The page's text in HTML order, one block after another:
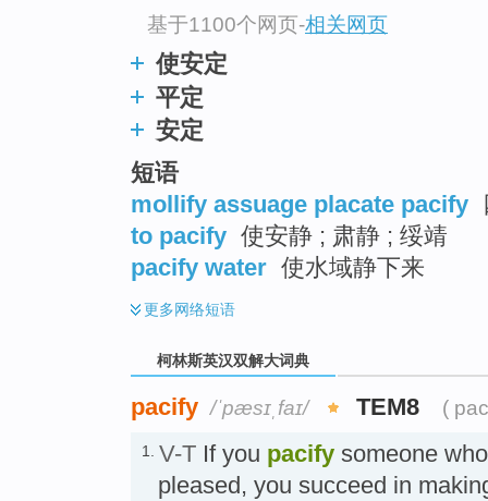
基于1100个网页-相关网页
使安定
平定
安定
短语
mollify assuage placate pacify
to pacify 使安静 ; 肃静 ; 绥靖
pacify water 使水域静下来
更多网络短语
柯林斯英汉双解大词典
pacify /ˈpæsɪˌfaɪ/ TEM8 (
1. V-T If you pacify someone
pleased, you succeed in